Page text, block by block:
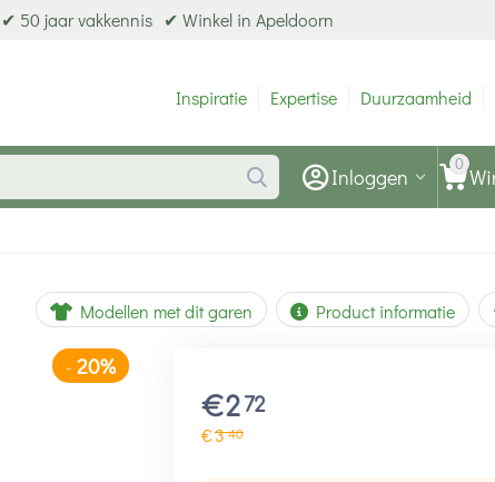
✔ 50 jaar vakkennis ✔ Winkel in Apeldoorn
Inspiratie Expertise Duurzaamheid
0
Inloggen
Modellen met dit garen Product informatie
€2 72
€340